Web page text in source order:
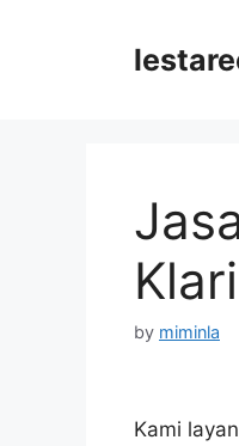
by miminla
Kami